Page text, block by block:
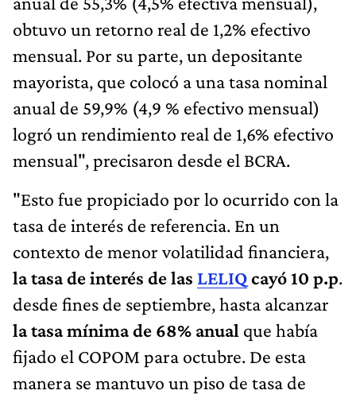
obtuvo un retorno real de 1,2% efectivo
mensual. Por su parte, un depositante
mayorista, que colocó a una tasa nominal
anual de 59,9% (4,9 % efectivo mensual)
logró un rendimiento real de 1,6% efectivo
mensual", precisaron desde el BCRA.
"Esto fue propiciado por lo ocurrido con la
tasa de interés de referencia. En un
contexto de menor volatilidad financiera,
la tasa de interés de las LELIQcayó 10 p.p.
desde fines de septiembre, hasta alcanzar
la tasa mínima de 68% anual que había
fijado el COPOM para octubre. De esta
manera se mantuvo un piso de tasa de